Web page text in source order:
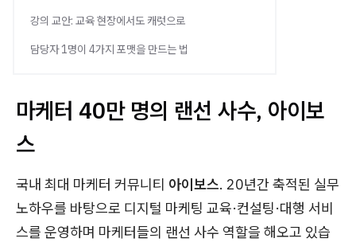
강의 교안: 교육 현장에서도 캐럿으로
담당자 1명이 4가지 포맷을 만드는 법
마케터 40만 명의 랜선 사수, 아이보
스
국내 최대 마케터 커뮤니티 아이보스. 20년간 축적된 실무
노하우를 바탕으로 디지털 마케팅 교육·컨설팅·대행 서비
스를 운영하며 마케터들의 랜선 사수 역할을 해오고 있습